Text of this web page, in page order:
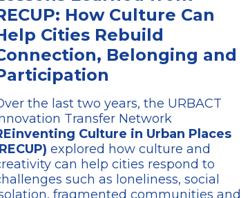
da Paisagem.
How Culture Can
Cities Rebuild
Belonging and
the last two years, the URBACT
Transfer Network
Culture in Urban Places
explored how culture and
can help cities respond to
such as loneliness, social
fragmented communities and